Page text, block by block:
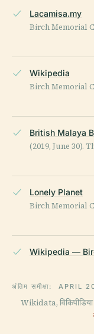
Lacamisa.my
Birch Memorial
Wikipedia
Birch Memorial
British Malaya
(2019, June 30).
Lonely Planet
Birch Memorial
Wikipedia —
अंतिम समीक्षा: APRIL
Wikidata, विकिपीडिया